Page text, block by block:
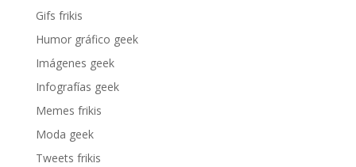
Gifs frikis
Humor gráfico geek
Imágenes geek
Infografías geek
Memes frikis
Moda geek
Tweets frikis